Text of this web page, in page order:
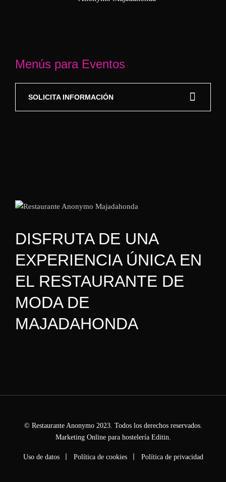
Menús para Eventos
SOLICITA INFORMACIÓN
DISFRUTA DE UNA
EXPERIENCIA ÚNICA EN
EL RESTAURANTE DE
MODA DE
MAJADAHONDA
© Restaurante Anonymo 2023. Todos los derechos reservados.
Marketing Online para hosteleríaEditin.
Uso de datos Política de cookies Política de privacidad